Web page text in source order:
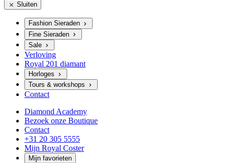
Sluiten
Fashion Sieraden
Fine Sieraden
Sale
Verloving
Royal 201 diamant
Horloges
Tours & workshops
Contact
Diamond Academy
Bezoek onze Boutique
Contact
+31 20 305 5555
Mijn Royal Coster
Mijn favorieten